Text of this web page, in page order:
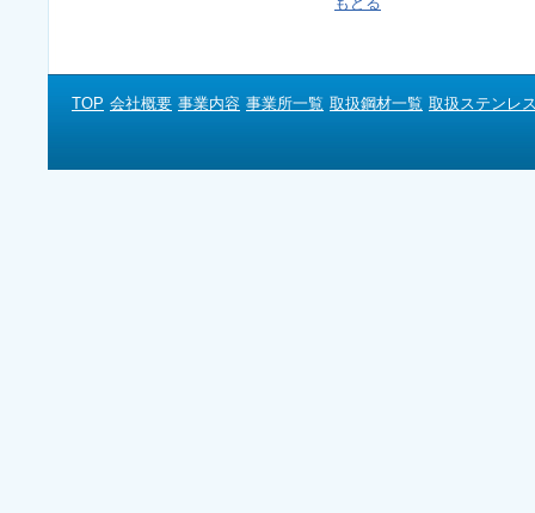
TOP 会社概要 事業内容 事業所一覧 取扱鋼材一覧 取扱ステンレ